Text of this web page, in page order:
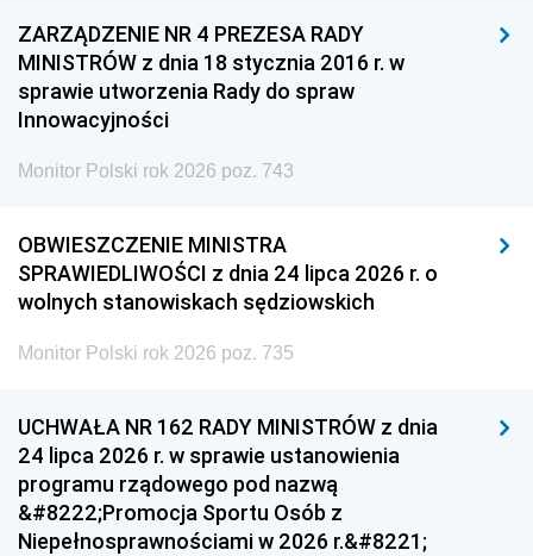
ZARZĄDZENIE NR 4 PREZESA RADY
MINISTRÓW z dnia 18 stycznia 2016 r. w
sprawie utworzenia Rady do spraw
Innowacyjności
Monitor Polski rok 2026 poz. 743
OBWIESZCZENIE MINISTRA
SPRAWIEDLIWOŚCI z dnia 24 lipca 2026 r. o
wolnych stanowiskach sędziowskich
Monitor Polski rok 2026 poz. 735
UCHWAŁA NR 162 RADY MINISTRÓW z dnia
24 lipca 2026 r. w sprawie ustanowienia
programu rządowego pod nazwą
&#8222;Promocja Sportu Osób z
Niepełnosprawnościami w 2026 r.&#8221;